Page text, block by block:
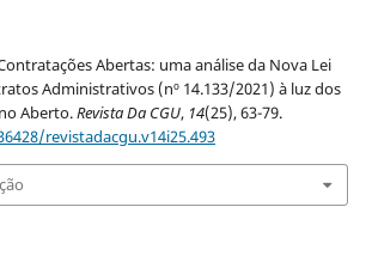
Abertas: uma análise da Nova Lei
Administrativos (nº 14.133/2021) à luz dos
Aberto.Revista Da CGU, 14(25), 63-79.
revistadacgu.v14i25.493